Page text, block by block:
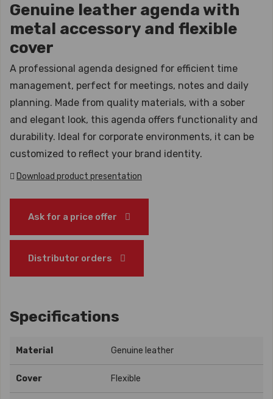
Genuine leather agenda with
metal accessory and flexible
cover
A professional agenda designed for efficient time
management, perfect for meetings, notes and daily
planning. Made from quality materials, with a sober
and elegant look, this agenda offers functionality and
durability. Ideal for corporate environments, it can be
customized to reflect your brand identity.
Download product presentation
Ask for a price offer
Distributor orders
Specifications
Material Genuine leather
Cover Flexible